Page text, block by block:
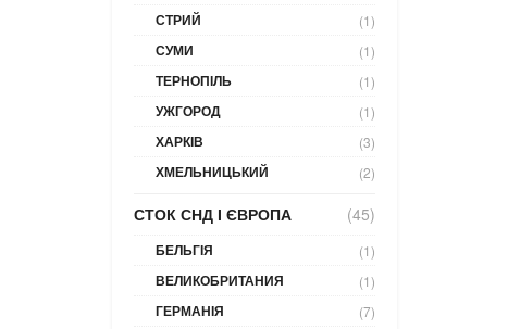
СТРИЙ (1)
СУМИ (1)
ТЕРНОПІЛЬ (1)
УЖГОРОД (1)
ХАРКІВ (3)
ХМЕЛЬНИЦЬКИЙ (2)
СТОК СНД І ЄВРОПА (45)
БЕЛЬГІЯ (1)
ВЕЛИКОБРИТАНИЯ (1)
ГЕРМАНІЯ (7)